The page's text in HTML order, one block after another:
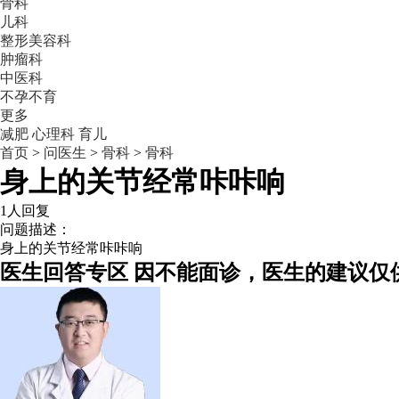
骨科
儿科
整形美容科
肿瘤科
中医科
不孕不育
更多
减肥 心理科 育儿
首页 > 问医生 > 骨科 > 骨科
身上的关节经常咔咔响
1人回复
问题描述：
身上的关节经常咔咔响
医生回答专区 因不能面诊，医生的建议仅